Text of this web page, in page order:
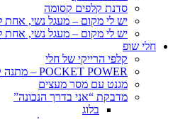
סדנת קלפים קסומה
יש לי מקום – מעגל נשי, אחת
יש לי מקום – מעגל נשי, אחת
חלי שופ
קלפי הרייקי של חלי
POCKET POWER – מתנה קטנה גדולה
מגנט עם מסר מעצים
מדבקת “אני בדרך הנכונה”
בלוג